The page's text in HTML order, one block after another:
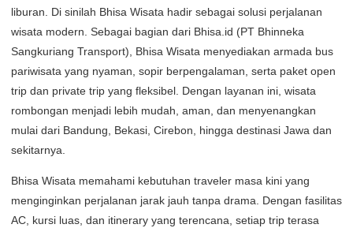
liburan. Di sinilah Bhisa Wisata hadir sebagai solusi perjalanan
wisata modern. Sebagai bagian dari Bhisa.id (PT Bhinneka
Sangkuriang Transport), Bhisa Wisata menyediakan armada bus
pariwisata yang nyaman, sopir berpengalaman, serta paket open
trip dan private trip yang fleksibel. Dengan layanan ini, wisata
rombongan menjadi lebih mudah, aman, dan menyenangkan
mulai dari Bandung, Bekasi, Cirebon, hingga destinasi Jawa dan
sekitarnya.
Bhisa Wisata memahami kebutuhan traveler masa kini yang
menginginkan perjalanan jarak jauh tanpa drama. Dengan fasilitas
AC, kursi luas, dan itinerary yang terencana, setiap trip terasa